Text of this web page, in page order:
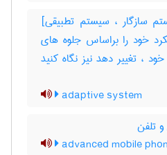
سازگار ، سیستم تطبیقی]
خود را براساس جلوه های
، تغییر دهد نیز نگاه کنید
adaptive system
تلفن
advanced mobile